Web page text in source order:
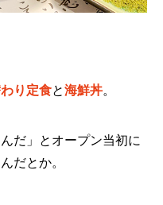
わり定食と海鮮丼。
だ」とオープン当初に
だとか。